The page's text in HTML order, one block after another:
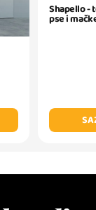
Shapello -
pse i